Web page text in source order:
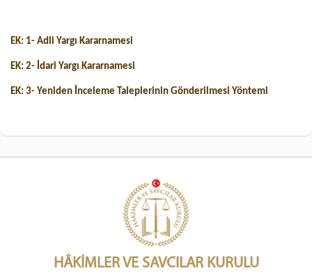
EK: 1- Adli Yargı Kararnamesi
EK: 2- İdari Yargı Kararnamesi
EK: 3- Yeniden İnceleme Taleplerinin Gönderilmesi Yöntemi
HÂKİMLER VE SAVCILAR KURULU